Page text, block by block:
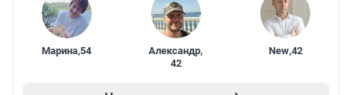
Марина,54 Александр,
42
New,42